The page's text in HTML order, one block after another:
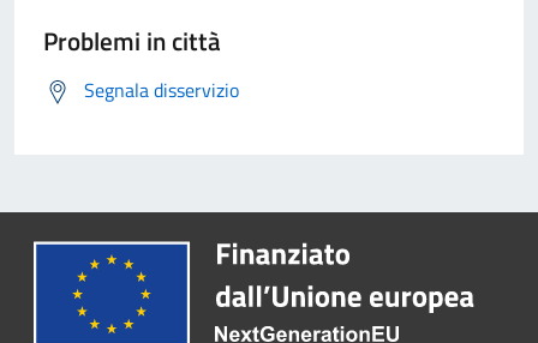
Problemi in città
Segnala disservizio